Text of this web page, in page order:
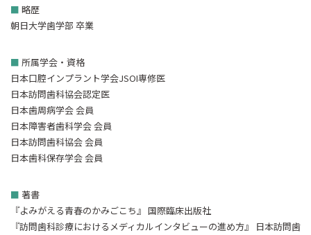
■ 略歴
朝日大学歯学部 卒業
■ 所属学会・資格
日本口腔インプラント学会JSOI専修医
日本訪問歯科協会認定医
日本歯周病学会 会員
日本障害者歯科学会 会員
日本訪問歯科協会 会員
日本歯科保存学会 会員
■ 著書
『よみがえる青春のかみごこち』 国際臨床出版社
『訪問歯科診療におけるメディカルインタビューの進め方』 日本訪問歯